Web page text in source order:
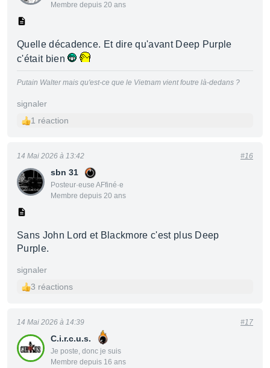
Membre depuis 20 ans
Quelle décadence. Et dire qu'avant Deep Purple
c'était bien
Putain Walter mais qu'est-ce que le Vietnam vient foutre là-dedans ?
signaler
1 réaction
sbn 31
Posteur·euse AFfiné·e
Membre depuis 20 ans
14 Mai 2026 à 13:42 #16
Sans John Lord et Blackmore c'est plus Deep
Purple.
signaler
3 réactions
C.i.r.c.u.s.
Je poste, donc je suis
Membre depuis 16 ans
14 Mai 2026 à 14:39 #17